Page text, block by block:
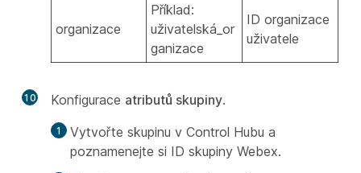
organizace
Příklad:
uživatelská_or
ganizace
ID organizace
uživatele
10 Konfigurace atributů skupiny.
Vytvořte skupinu v Control Hubu a
poznamenejte si ID skupiny Webex.